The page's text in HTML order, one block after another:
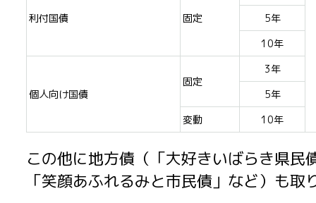
利付国債 固定
5年
10年
個人向け国債
固定
3年
5年
変動
10年
この他に地方債（「大好きいばらき県民
「笑顔あふれるみと市民債」など）も取